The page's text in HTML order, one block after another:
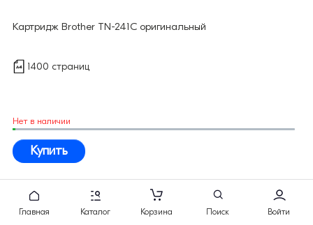
Картридж Brother TN-241C оригинальный
1400 страниц
Нет в наличии
Купить
Главная Каталог Корзина Поиск Войти